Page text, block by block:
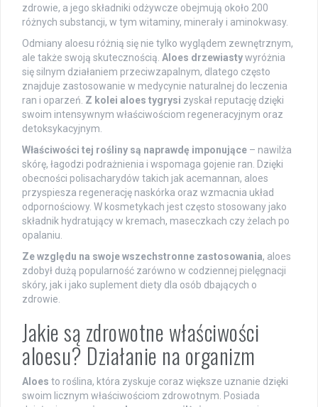
zdrowie, a jego składniki odżywcze obejmują około 200
różnych substancji, w tym witaminy, minerały i aminokwasy.
Odmiany aloesu różnią się nie tylko wyglądem zewnętrznym,
ale także swoją skutecznością. Aloes drzewiastywyróżnia
się silnym działaniem przeciwzapalnym, dlatego często
znajduje zastosowanie w medycynie naturalnej do leczenia
ran i oparzeń. Z kolei aloes tygrysi zyskał reputację dzięki
swoim intensywnym właściwościom regeneracyjnym oraz
detoksykacyjnym.
Właściwości tej rośliny są naprawdę imponujące – nawilża
skórę, łagodzi podrażnienia i wspomaga gojenie ran. Dzięki
obecności polisacharydów takich jak acemannan, aloes
przyspiesza regenerację naskórka oraz wzmacnia układ
odpornościowy. W kosmetykach jest często stosowany jako
składnik hydratujący w kremach, maseczkach czy żelach po
opalaniu.
Ze względu na swoje wszechstronne zastosowania, aloes
zdobył dużą popularność zarówno w codziennej pielęgnacji
skóry, jak i jako suplement diety dla osób dbających o
zdrowie.
Jakie są zdrowotne właściwości
aloesu? Działanie na organizm
Aloes to roślina, która zyskuje coraz większe uznanie dzięki
swoim licznym właściwościom zdrowotnym. Posiada